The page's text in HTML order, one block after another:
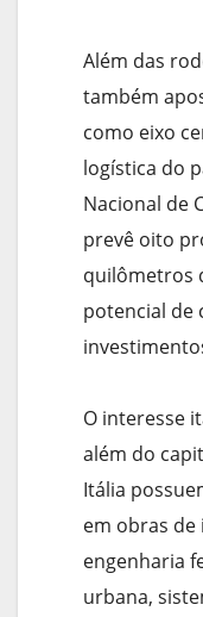
Além das
também
como eixo
logística do
Nacional de
prevê oito
quilômetros
potencial de
O interesse
além do
Itália
em obras
engenharia
urbana,